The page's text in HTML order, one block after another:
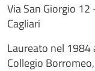
Via San Giorgio
Cagliari
Laureato nel 1984
Collegio